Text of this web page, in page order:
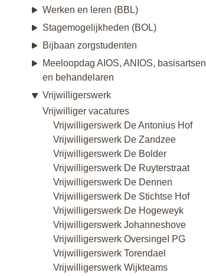
Werken en leren (BBL)
Stagemogelijkheden (BOL)
Bijbaan zorgstudenten
Meeloopdag AIOS, ANIOS, basisartsen
en behandelaren
Vrijwilligerswerk
Vrijwilliger vacatures
Vrijwilligerswerk De Antonius Hof
Vrijwilligerswerk De Zandzee
Vrijwilligerswerk De Bolder
Vrijwilligerswerk De Ruyterstraat
Vrijwilligerswerk De Dennen
Vrijwilligerswerk De Stichtse Hof
Vrijwilligerswerk De Hogeweyk
Vrijwilligerswerk Johanneshove
Vrijwilligerswerk OversingeI PG
Vrijwilligerswerk Torendael
Vrijwilligerswerk Wijkteams